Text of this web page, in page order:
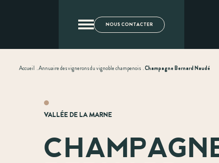
NOUS CONTACTER
Accueil .Annuaire des vignerons du vignoble champenois .Champagne Bernard Naudé
VALLÉE DE LA MARNE